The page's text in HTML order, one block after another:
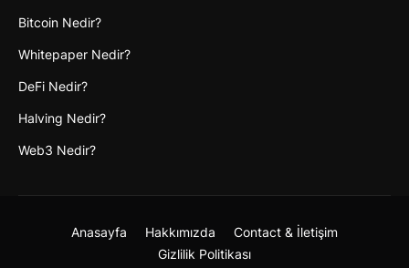
Bitcoin Nedir?
Whitepaper Nedir?
DeFi Nedir?
Halving Nedir?
Web3 Nedir?
Anasayfa Hakkımızda
Contact & İletişim
Gizlilik Politikası